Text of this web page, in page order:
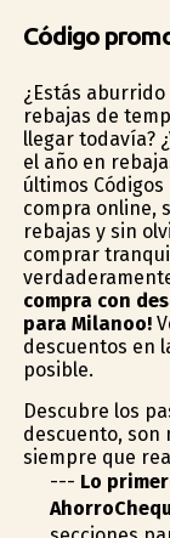
Código
¿Estás
rebajas de
llegar todavía?
el año en
últimos
compra online,
rebajas y sin
comprar
compra con
para Milanoo!
descuentos en
posible.
Descubre los
descuento, son
siempre que
--- Lo